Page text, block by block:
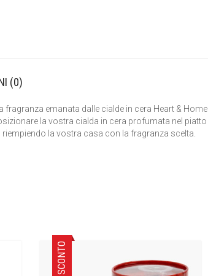
(0)
emanata dalle cialde in cera Heart &
la vostra cialda in cera profumata nel piatto
la vostra casa con la fragranza scelta.
SCONTO